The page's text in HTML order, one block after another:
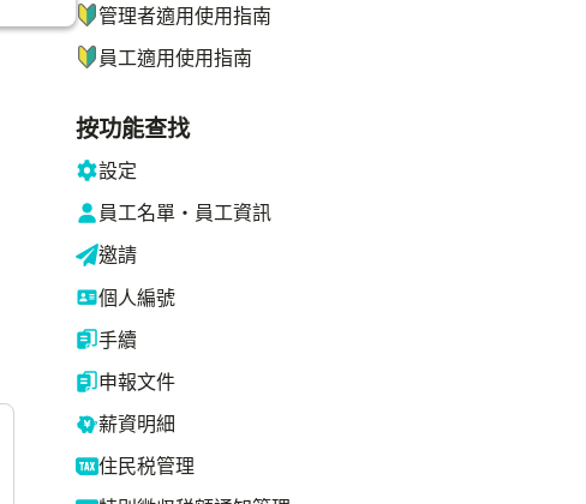
管理者適用使用指南
員工適用使用指南
按功能查找
設定
員工名單・員工資訊
邀請
個人編號
手續
申報文件
薪資明細
住民税管理